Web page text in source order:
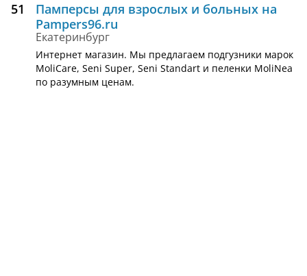
51
Памперсы для взрослых и больных на
Pampers96.ru
Екатеринбург
Интернет магазин. Мы предлагаем подгузники марок
MoliCare, Seni Super, Seni Standart и пеленки MoliNea
по разумным ценам.